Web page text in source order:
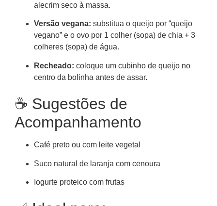
alecrim seco à massa.
Versão vegana: substitua o queijo por “queijo
vegano” e o ovo por 1 colher (sopa) de chia + 3
colheres (sopa) de água.
Recheado: coloque um cubinho de queijo no
centro da bolinha antes de assar.
☕ Sugestões de
Acompanhamento
Café preto ou com leite vegetal
Suco natural de laranja com cenoura
Iogurte proteico com frutas